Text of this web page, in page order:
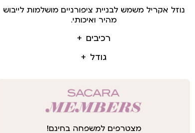
רכיבים
גודל
נוזל אקריל משמש לבניית ציפורניים מושלמות לייבוש
מהיר ואיכותי.
מצטרפים למשפחה בחינם!